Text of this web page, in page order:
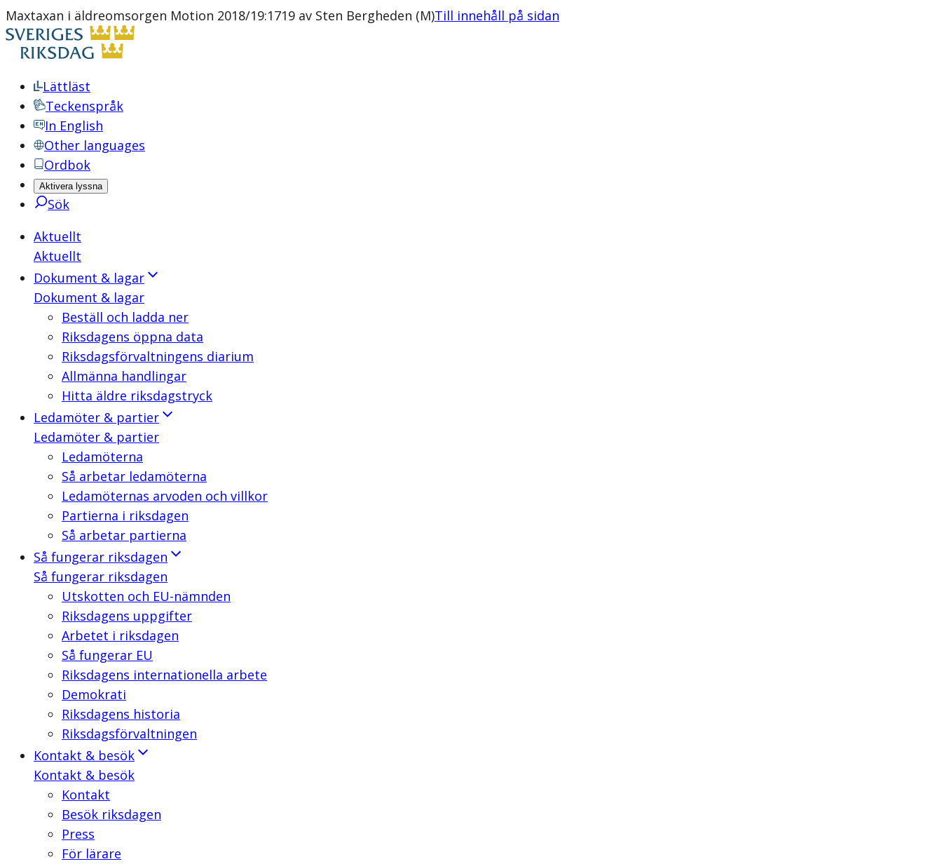
Maxtaxan i äldreomsorgen Motion 2018/19:1719 av Sten Bergheden (M)Till innehåll på sidan
Lättläst
Teckenspråk
In English
Other languages
Ordbok
Aktivera lyssna
Sök
Aktuellt
Aktuellt
Dokument & lagar
Dokument & lagar
Beställ och ladda ner
Riksdagens öppna data
Riksdagsförvaltningens diarium
Allmänna handlingar
Hitta äldre riksdagstryck
Ledamöter & partier
Ledamöter & partier
Ledamöterna
Så arbetar ledamöterna
Ledamöternas arvoden och villkor
Partierna i riksdagen
Så arbetar partierna
Så fungerar riksdagen
Så fungerar riksdagen
Utskotten och EU-nämnden
Riksdagens uppgifter
Arbetet i riksdagen
Så fungerar EU
Riksdagens internationella arbete
Demokrati
Riksdagens historia
Riksdagsförvaltningen
Kontakt & besök
Kontakt & besök
Kontakt
Besök riksdagen
Press
För lärare